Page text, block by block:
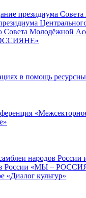
президиума
Совета Молодёжной
в помощь
народов
России «МЫ –
«Диалог культур»